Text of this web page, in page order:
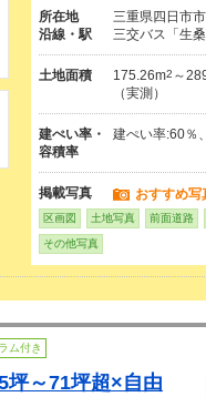
所在地
三重県四日市
沿線・駅
三交バス「生
土地面積 175.26m2 ～
（実測）
建ぺい率・
容積率
建ぺい率:60％
掲載写真 おすすめ写
区画図 土地写真 前面道路
その他写真
ム付き
坪～71坪超×自由